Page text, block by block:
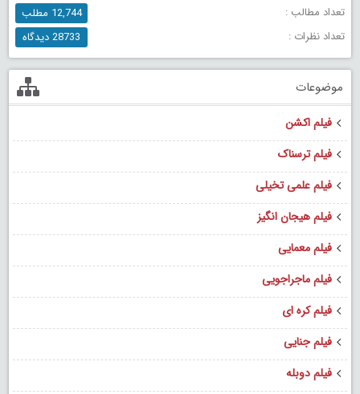
تعداد مطالب :
12,744 مطلب
تعداد نظرات :
28733 دیدگاه
موضوعات
فیلم اکشن
فیلم ترسناک
فیلم علمی تخیلی
فیلم هیجان انگیز
فیلم معمایی
فیلم ماجراجویی
فیلم کره ای
فیلم جنایی
فیلم دوبله